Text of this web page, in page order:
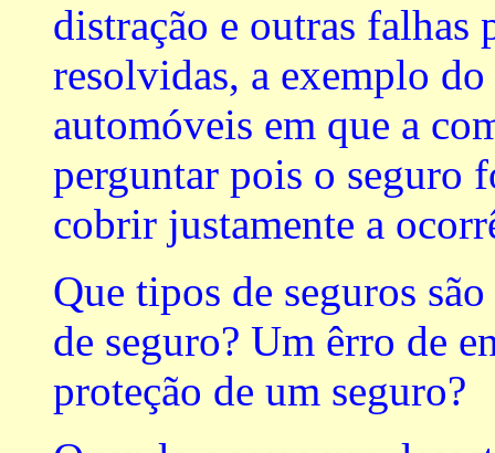
distração e outras falhas
resolvidas, a exemplo
automóveis em que a
perguntar pois o seguro
cobrir justamente a
Que tipos de seguros
de seguro? Um êrro de
proteção de um seguro?